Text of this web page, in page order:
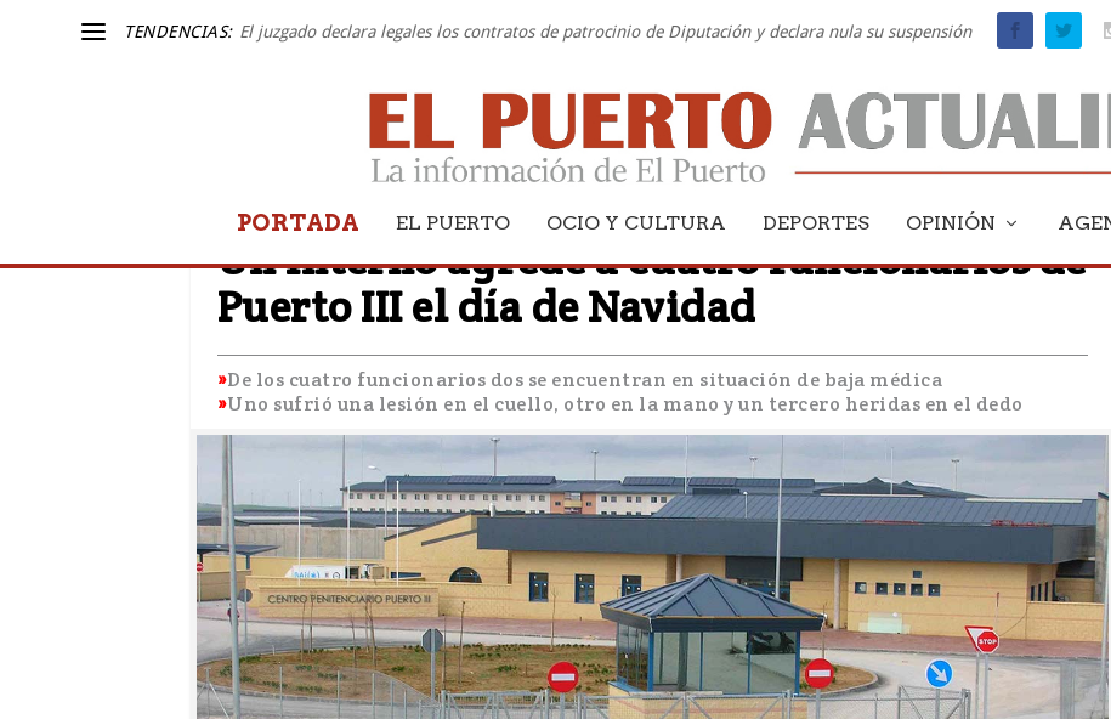
TENDENCIAS: El juzgado declara legales los contratos de patrocinio de Diputación y declara nula su suspensión
PORTADA EL PUERTO OCIO Y CULTURA DEPORTES OPINIÓN
SUCESOS
Un interno agrede a cuatro funcionarios de
Puerto III el día de Navidad
De los cuatro funcionarios dos se encuentran en situación de baja médica
Uno sufrió una lesión en el cuello, otro en la mano y un tercero heridas en el dedo